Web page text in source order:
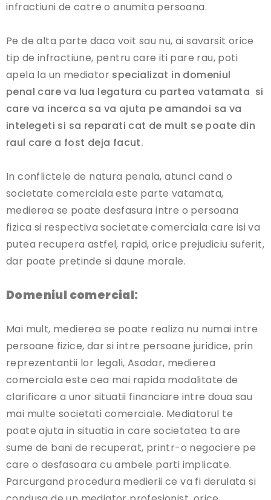
infractiuni de catre o anumita persoana.
Pe de alta parte daca voit sau nu, ai savarsit orice
tip de infractiune, pentru care iti pare rau, poti
apela la un mediator specializat in domeniul
penal care va lua legatura cu partea vatamata si
care va incerca sa va ajuta pe amandoi sa va
intelegeti si sa reparati cat de mult se poate din
raul care a fost deja facut.
In conflictele de natura penala, atunci cand o
societate comerciala este parte vatamata,
medierea se poate desfasura intre o persoana
fizica si respectiva societate comerciala care isi va
putea recupera astfel, rapid, orice prejudiciu suferit,
dar poate pretinde si daune morale.
Domeniul comercial:
Mai mult, medierea se poate realiza nu numai intre
persoane fizice, dar si intre persoane juridice, prin
reprezentantii lor legali, Asadar, medierea
comerciala este cea mai rapida modalitate de
clarificare a unor situatii financiare intre doua sau
mai multe societati comerciale. Mediatorul te
poate ajuta in situatia in care societatea ta are
sume de bani de recuperat, printr-o negociere pe
care o desfasoara cu ambele parti implicate.
Parcurgand procedura medierii ce va fi derulata si